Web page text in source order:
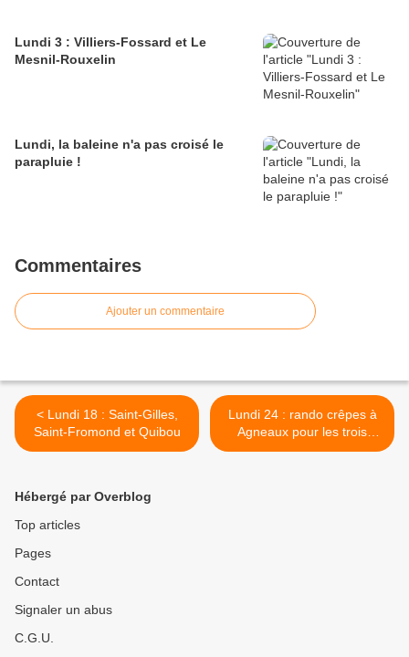
Lundi 3 : Villiers-Fossard et Le
Mesnil-Rouxelin
Lundi, la baleine n'a pas croisé le
parapluie !
Commentaires
Ajouter un commentaire
< Lundi 18 : Saint-Gilles,
Saint-Fromond et Quibou
Lundi 24 : rando crêpes à
Agneaux pour les trois
groupes >
Hébergé par Overblog
Top articles
Pages
Contact
Signaler un abus
C.G.U.